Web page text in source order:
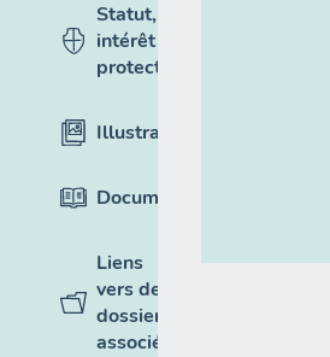
Statut,
intérêt et
protection
Illustrations
Documentation
Liens
vers des
dossiers
associés